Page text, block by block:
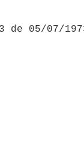
de 05/07/